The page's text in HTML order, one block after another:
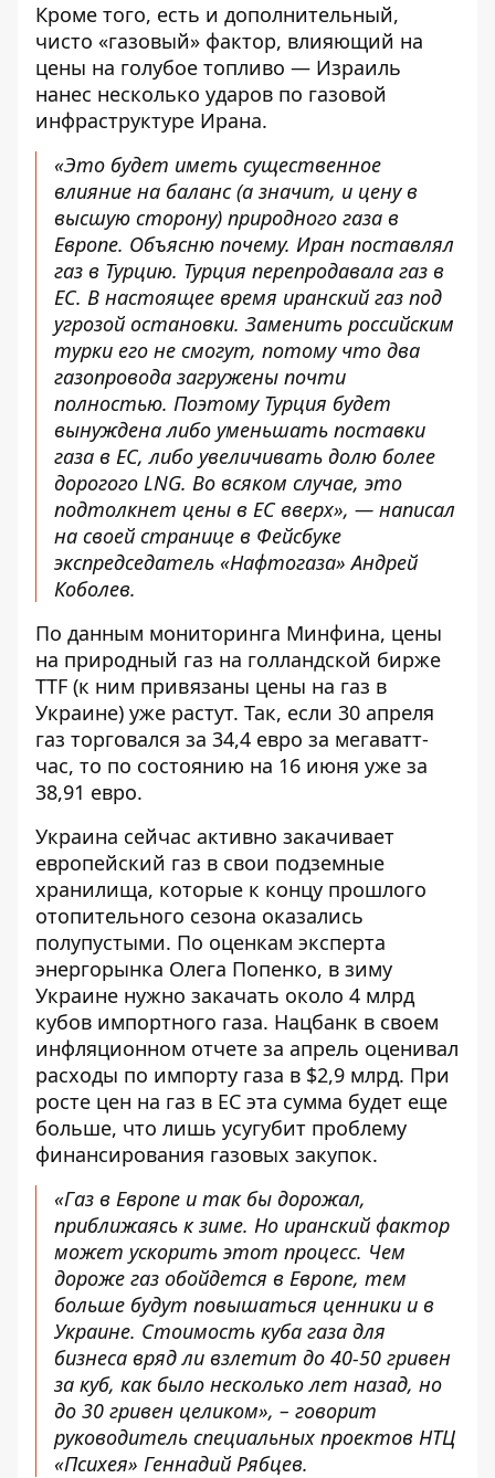
Кроме того, есть и дополнительный,
чисто «газовый» фактор, влияющий на
цены на голубое топливо — Израиль
нанес несколько ударов по газовой
инфраструктуре Ирана.
«Это будет иметь существенное
влияние на баланс (а значит, и цену в
высшую сторону) природного газа в
Европе. Объясню почему. Иран поставлял
газ в Турцию. Турция перепродавала газ в
ЕС. В настоящее время иранский газ под
угрозой остановки. Заменить российским
турки его не смогут, потому что два
газопровода загружены почти
полностью. Поэтому Турция будет
вынуждена либо уменьшать поставки
газа в ЕС, либо увеличивать долю более
дорогого LNG. Во всяком случае, это
подтолкнет цены в ЕС вверх», — написал
на своей странице в Фейсбуке
экспредседатель «Нафтогаза» Андрей
Коболев.
По данным мониторинга Минфина, цены
на природный газ на голландской бирже
TTF (к ним привязаны цены на газ в
Украине) уже растут. Так, если 30 апреля
газ торговался за 34,4 евро за мегаватт-
час, то по состоянию на 16 июня уже за
38,91 евро.
Украина сейчас активно закачивает
европейский газ в свои подземные
хранилища, которые к концу прошлого
отопительного сезона оказались
полупустыми. По оценкам эксперта
энергорынка Олега Попенко, в зиму
Украине нужно закачать около 4 млрд
кубов импортного газа. Нацбанк в своем
инфляционном отчете за апрель оценивал
расходы по импорту газа в $2,9 млрд. При
росте цен на газ в ЕС эта сумма будет еще
больше, что лишь усугубит проблему
финансирования газовых закупок.
«Газ в Европе и так бы дорожал,
приближаясь к зиме. Но иранский фактор
может ускорить этот процесс. Чем
дороже газ обойдется в Европе, тем
больше будут повышаться ценники и в
Украине. Стоимость куба газа для
бизнеса вряд ли взлетит до 40-50 гривен
за куб, как было несколько лет назад, но
до 30 гривен целиком», – говорит
руководитель специальных проектов НТЦ
«Психея» Геннадий Рябцев.